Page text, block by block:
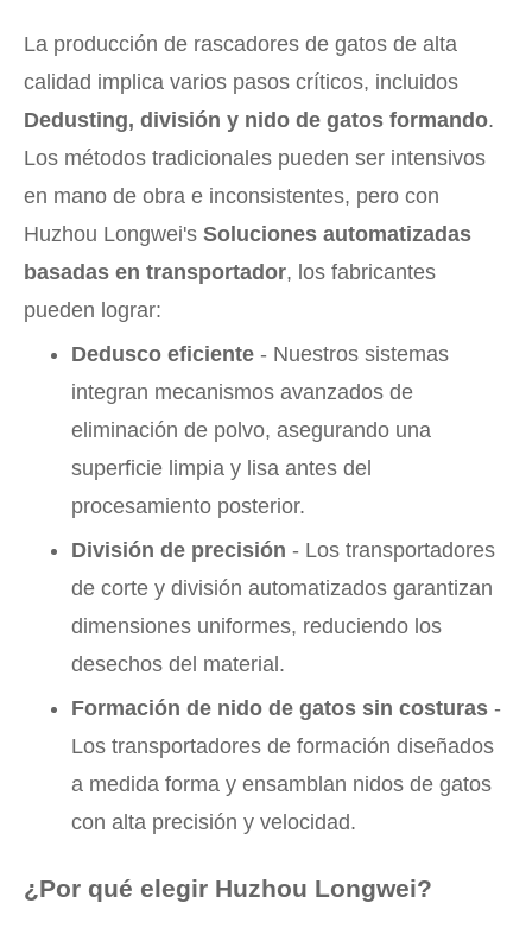
La producción de rascadores de gatos de alta
calidad implica varios pasos críticos, incluidos
Dedusting, división y nido de gatos formando.
Los métodos tradicionales pueden ser intensivos
en mano de obra e inconsistentes, pero con
Huzhou Longwei's Soluciones automatizadas
basadas en transportador, los fabricantes
pueden lograr:
Dedusco eficiente - Nuestros sistemas
integran mecanismos avanzados de
eliminación de polvo, asegurando una
superficie limpia y lisa antes del
procesamiento posterior.
División de precisión - Los transportadores
de corte y división automatizados garantizan
dimensiones uniformes, reduciendo los
desechos del material.
Formación de nido de gatos sin costuras -
Los transportadores de formación diseñados
a medida forma y ensamblan nidos de gatos
con alta precisión y velocidad.
¿Por qué elegir Huzhou Longwei?